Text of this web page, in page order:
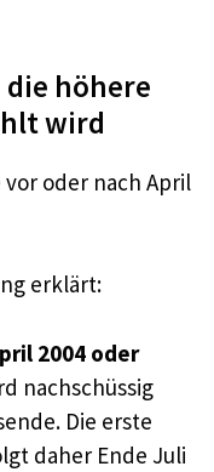
höhere
wird
oder nach April
erklärt:
2004 oder
nachschüssig
Die erste
daher Ende Juli